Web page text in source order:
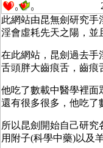
0 0
此網站由昆無劍研究
淫會虛耗先天之陽，並
在此網站，昆劍過去手
舌頭胖大齒痕舌，齒痕
他吃了數載中醫學裡面
還有很多很多，他吃了
所以昆劍開始自己研
用附子(科學中藥)以及